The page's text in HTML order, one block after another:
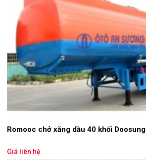
Romooc chở xăng dầu 40 khối Doosung
Giá liên hệ